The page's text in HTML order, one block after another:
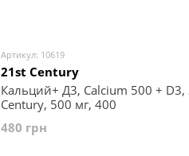
Артикул: 10619
21st Century
Кальций+ Д3, Calcium 500 + D3,
Century, 500 мг, 400
480 грн